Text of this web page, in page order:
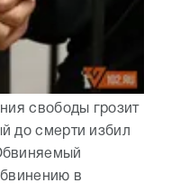
свободы грозит
до смерти избил
в